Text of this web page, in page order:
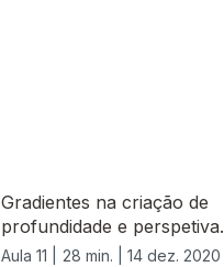
Gradientes na criação de
profundidade e perspetiva.
Aula 11 | 28 min. | 14 dez. 2020